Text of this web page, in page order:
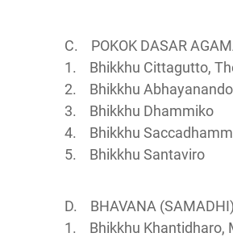
C. POKOK DASAR
1. Bhikkhu Cittagutto,
2. Bhikkhu
3. Bhikkhu Dhammiko
4. Bhikkhu
5. Bhikkhu Santaviro
D. BHAVANA
1. Bhikkhu Khantidharo,